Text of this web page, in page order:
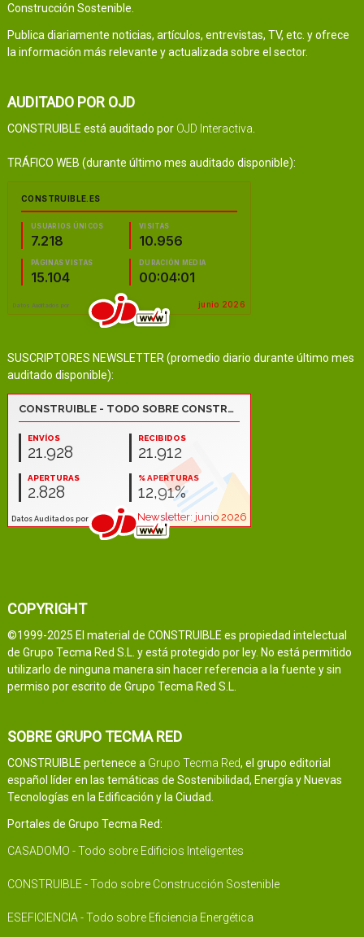
Construcción Sostenible.
Publica diariamente noticias, artículos, entrevistas, TV, etc. y ofrece
la información más relevante y actualizada sobre el sector.
AUDITADO POR OJD
CONSTRUIBLE está auditado por OJD Interactiva
TRÁFICO WEB (durante último mes auditado disponible):
SUSCRIPTORES NEWSLETTER (promedio diario durante último mes
auditado disponible):
COPYRIGHT
©1999-2025 El material de CONSTRUIBLE es propiedad intelectual
de Grupo Tecma Red S.L. y está protegido por ley. No está permitido
utilizarlo de ninguna manera sin hacer referencia a la fuente y sin
permiso por escrito de Grupo Tecma Red S.L.
SOBRE GRUPO TECMA RED
CONSTRUIBLE pertenece a Grupo Tecma Red, el grupo editorial
español líder en las temáticas de Sostenibilidad, Energía y Nuevas
Tecnologías en la Edificación y la Ciudad.
Portales de Grupo Tecma Red:
CASADOMO - Todo sobre Edificios Inteligentes
CONSTRUIBLE - Todo sobre Construcción Sostenible
ESEFICIENCIA - Todo sobre Eficiencia Energética